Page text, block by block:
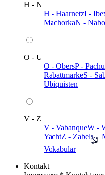
H - N
H - HaarnetzI -
MachorkaN -
O - U
O - ObersP -
RabattmarkeS -
Ubiquisten
V - Z
V - VabanqueW -
YachtZ - Zabel
Vokabular
Kontakt